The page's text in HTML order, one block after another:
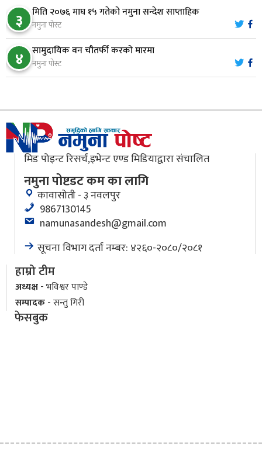
९ नारायणघाट–बुटवल सडकमा ‘क्यानोपी ब्रिज’ निर्माण
१०
मौलाकालिकाको १८८२ खुड्किला : आस्था र आरोग्यको‘
३ मिति २०७६ माघ १५ गतेको नमुना सन्देश साप्ताहिक
नमुना पोस्ट
४ सामुदायिक वन चौतर्फी करको मारमा
नमुना पोस्ट
मिड पोइन्ट रिसर्च,इभेन्ट एण्ड मिडियाद्वारा संचालित
नमुना पोष्टडट कम का लागि
कावासोती - ३ नवलपुर
9867130145
namunasandesh@gmail.com
सूचना विभाग दर्ता नम्बर: ४२६०-२०८०/२०८१
हाम्रो टीम
अध्यक्ष- भविश्वर पाण्डे
सम्पादक- सन्तु गिरी
फेसबुक